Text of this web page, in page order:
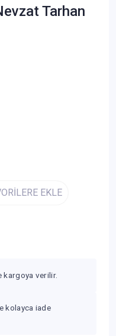
Tarhan
EKLE
kargoya verilir.
kolayca iade